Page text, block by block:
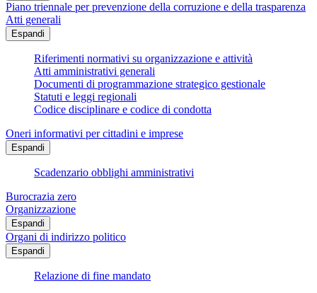
Piano triennale per prevenzione della corruzione e della trasparenza
Atti generali
Espandi
Riferimenti normativi su organizzazione e attività
Atti amministrativi generali
Documenti di programmazione strategico gestionale
Statuti e leggi regionali
Codice disciplinare e codice di condotta
Oneri informativi per cittadini e imprese
Espandi
Scadenzario obblighi amministrativi
Burocrazia zero
Organizzazione
Espandi
Organi di indirizzo politico
Espandi
Relazione di fine mandato